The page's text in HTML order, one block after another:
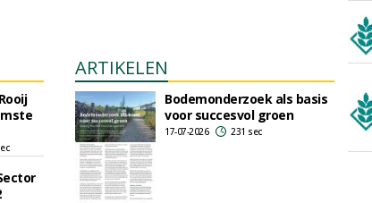
ARTIKELEN
Bodemonderzoek als basis
voor succesvol groen
17-07-2026 231 sec